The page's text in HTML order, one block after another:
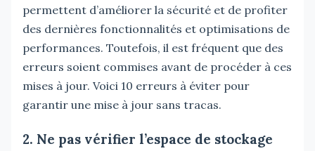
permettent d’améliorer la sécurité et de profiter
des dernières fonctionnalités et optimisations de
performances. Toutefois, il est fréquent que des
erreurs soient commises avant de procéder à ces
mises à jour. Voici 10 erreurs à éviter pour
garantir une mise à jour sans tracas.
2. Ne pas vérifier l’espace de stockage